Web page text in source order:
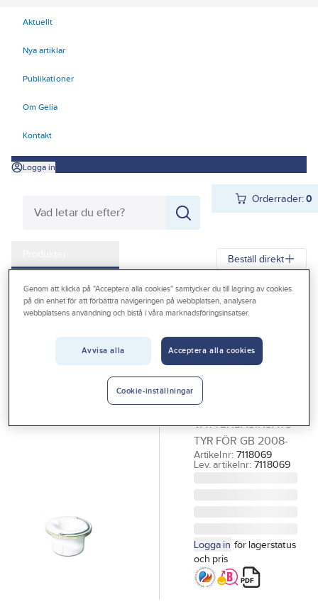
Aktuellt
Nya artiklar
Publikationer
Om Gelia
Kontakt
Logga in
Orderrader:0
Outlet
Beställ direkt
Gelia Produkter Värme & Sanitet Inomhusavlopp
Golvbrunnar
Golvbrunnar plast
Tillbehör golvbrunnar plast, Purus
PURUS
Vattenlåsinsats
PURUS
VATTENLÅSINSATS
TYR FÖR GB 2008-
Artikelnr: 7118069
Lev. artikelnr: 7118069
Logga in för lagerstatus
och pris
Genom att klicka på "Acceptera alla cookies" samtycker du till lagring av cookies
på din enhet för att förbättra navigeringen på webbplatsen, analysera
webbplatsens användning och bistå i våra marknadsföringsinsatser.
Avvisa alla Acceptera alla cookies
Cookie-inställningar